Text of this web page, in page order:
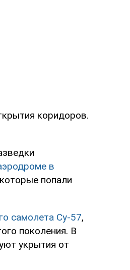
коридоров.
в
попали
самолета Су-57,
поколения. В
укрытия от